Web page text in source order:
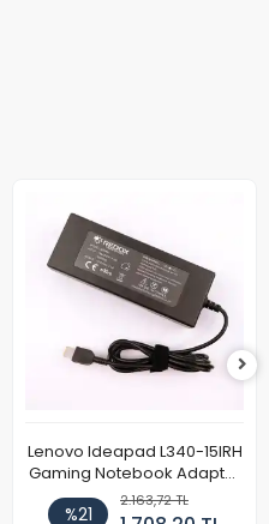
Lenovo Ideapad L340-15IRH
Gaming Notebook Adaptör
Cihazı Şarj Aleti (150W)
%21
2.163,72 TL